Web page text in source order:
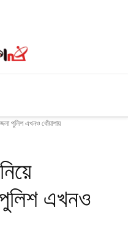
পুলিশ এখনও ধোঁয়াশায়
পুলিশ এখনও